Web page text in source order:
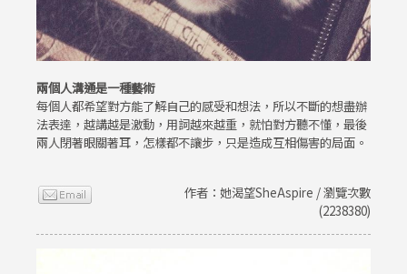
兩個人溝通是一種藝術
每個人都希望對方能了解自己的感受和想法，所以不斷的想盡辦
法表達，越講越是激動，用詞越來越重，就怕對方聽不懂，最後
兩人閉著眼關著耳，怎樣都不讓步，只是造成互相傷害的局面。
作者：她渴望SheAspire / 瀏覽次數
(2238380)